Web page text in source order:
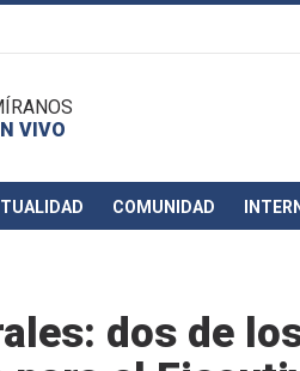
VIVO
COMUNIDAD
dos de